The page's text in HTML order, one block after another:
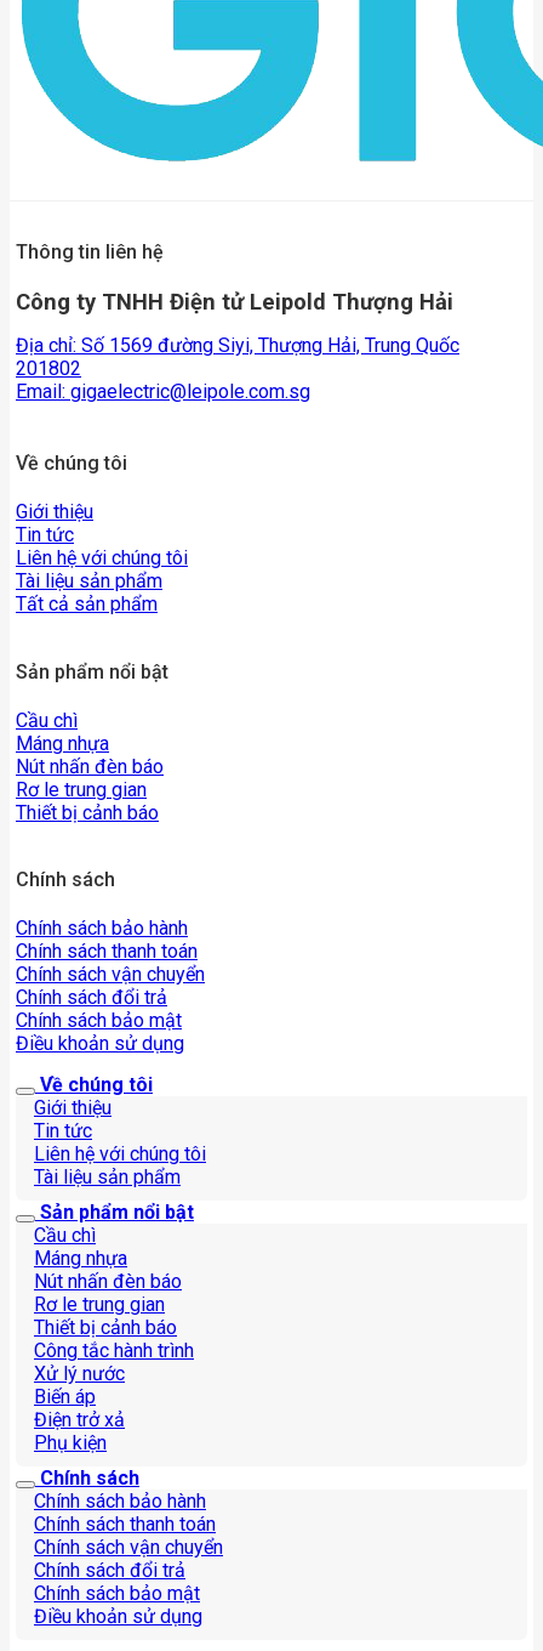
Thông tin liên hệ
Công ty TNHH Điện tử Leipold Thượng Hải
Địa chỉ: Số 1569 đường Siyi, Thượng Hải, Trung Quốc
201802
Email: gigaelectric@leipole.com.sg
Về chúng tôi
Giới thiệu
Tin tức
Liên hệ với chúng tôi
Tài liệu sản phẩm
Tất cả sản phẩm
Sản phẩm nổi bật
Cầu chì
Máng nhựa
Nút nhấn đèn báo
Rơ le trung gian
Thiết bị cảnh báo
Chính sách
Chính sách bảo hành
Chính sách thanh toán
Chính sách vận chuyển
Chính sách đổi trả
Chính sách bảo mật
Điều khoản sử dụng
Về chúng tôi
Giới thiệu
Tin tức
Liên hệ với chúng tôi
Tài liệu sản phẩm
Sản phẩm nổi bật
Cầu chì
Máng nhựa
Nút nhấn đèn báo
Rơ le trung gian
Thiết bị cảnh báo
Công tắc hành trình
Xử lý nước
Biến áp
Điện trở xả
Phụ kiện
Chính sách
Chính sách bảo hành
Chính sách thanh toán
Chính sách vận chuyển
Chính sách đổi trả
Chính sách bảo mật
Điều khoản sử dụng